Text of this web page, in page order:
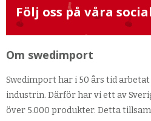
Följ oss på våra
Om swedimport
Swedimport har i 50 års tid
industrin. Därför har vi ett av
över 5.000 produkter. Detta